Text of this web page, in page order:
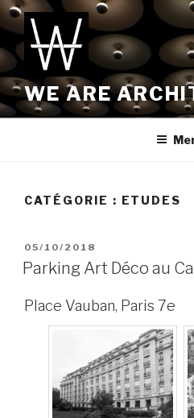
Aller
au
contenu
principal
WE ARE
CATÉGORIE : ETUDES
PUBLIÉ
LE
05/10/2018
Parking Art Déco au
Place Vauban, Paris 7e